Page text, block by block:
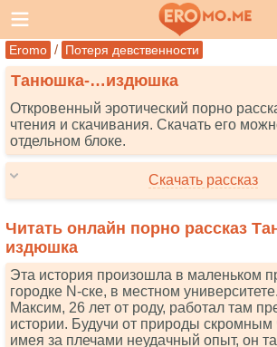
Eromo / Потеря девственности
Танюшка-…издюшка
Откровенный эротический порно
чтения и скачивания. Скачать его
отдельном блоке.
Скачать рассказ
Читать онлайн порно рассказ
издюшка
Эта история произошла в маленьком
городке N-ске, в местном
Максим, 26 лет от роду, работал там
истории. Будучи от природы скромным
имея за плечами неудачный опыт, он